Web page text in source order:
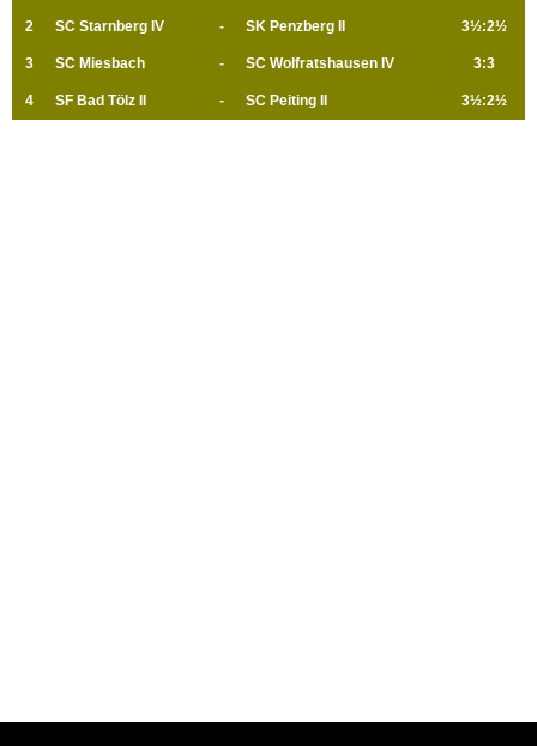
2 SC Starnberg IV - SK Penzberg II 3½:2½
3 SC Miesbach - SC Wolfratshausen IV 3:3
4 SF Bad Tölz II - SC Peiting II 3½:2½